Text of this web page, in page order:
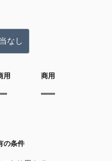
なし
用 商用
の条件